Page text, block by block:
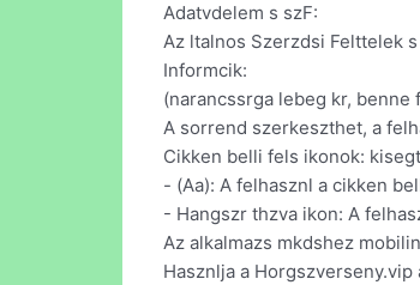
Adatvdelem s szF:
Az ltalnos Szerzdsi Felttelek
Informcik:
(narancssrga lebeg kr,
A sorrend szerkeszthet, a
Cikken belli fels ikonok:
- (Aa): A felhasznl a cikken
- Hangszr thzva ikon: A
Az alkalmazs mkdshez
Hasznlja a